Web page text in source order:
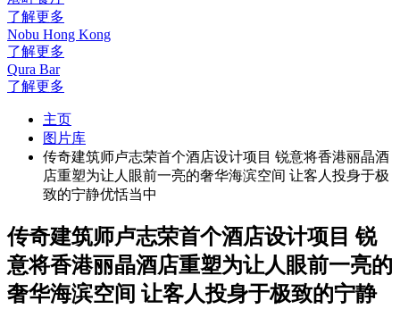
了解更多
Nobu Hong Kong
了解更多
Qura Bar
了解更多
主页
图片库
传奇建筑师卢志荣首个酒店设计项目 锐意将香港丽晶酒
店重塑为让人眼前一亮的奢华海滨空间 让客人投身于极
致的宁静优恬当中
传奇建筑师卢志荣首个酒店设计项目 锐
意将香港丽晶酒店重塑为让人眼前一亮的
奢华海滨空间 让客人投身于极致的宁静